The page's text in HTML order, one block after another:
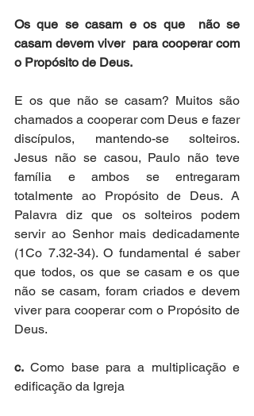
Os que se casam e os que  não se
casam devem viver  para cooperar com
o Propósito de Deus.
E os que não se casam? Muitos são
chamados a cooperar com Deus e fazer
discípulos, mantendo-se solteiros.
Jesus não se casou, Paulo não teve
família e ambos se entregaram
totalmente ao Propósito de Deus. A
Palavra diz que os solteiros podem
servir ao Senhor mais dedicadamente
(1Co 7.32-34). O fundamental é saber
que todos, os que se casam e os que
não se casam, foram criados e devem
viver para cooperar com o Propósito de
Deus.
c. Como base para a multiplicação e
edificação da Igreja